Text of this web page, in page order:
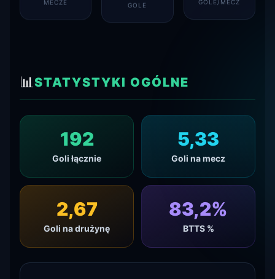
MECZE GOLE GOLE/MECZ
📊STATYSTYKI OGÓLNE
192
Goli łącznie
5,33
Goli na mecz
2,67
Goli na drużynę
83,3%
BTTS %